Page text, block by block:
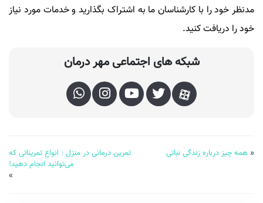
مدنظر خود را با کارشناسان ما به اشتراک بگذارید و خدمات مورد نیاز
خود را دریافت کنید.
شبکه های اجتماعی مهر درمان
« همه چیز درباره زندگی نباتی
تمرین درمانی در منزل : انواع تمریناتی که
می‌توانید انجام دهید!
»